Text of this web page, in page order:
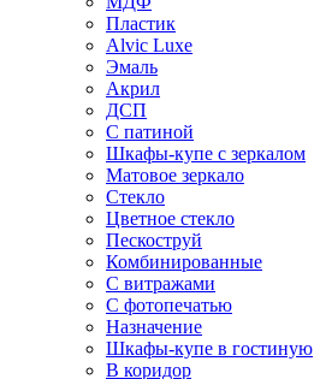
Пластик
Alvic Luxe
Эмаль
Акрил
ДСП
С патиной
Шкафы-купе с зеркалом
Матовое зеркало
Стекло
Цветное стекло
Пескоструй
Комбинированные
С витражами
С фотопечатью
Назначение
Шкафы-купе в гостиную
В коридор